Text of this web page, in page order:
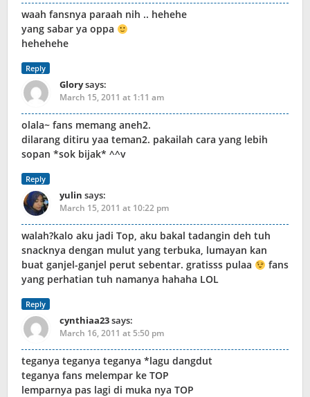
waah fansnya paraah nih .. hehehe
yang sabar ya oppa
hehehehe
Reply
Glorysays:
March 15, 2011 at 1:11 am
olala~ fans memang aneh2.
dilarang ditiru yaa teman2. pakailah cara yang lebih
sopan *sok bijak* ^^v
Reply
yulin says:
March 15, 2011 at 10:22 pm
walah?kalo aku jadi Top, aku bakal tadangin deh tuh
snacknya dengan mulut yang terbuka, lumayan kan
buat ganjel-ganjel perut sebentar. gratisss pulaa
fans
yang perhatian tuh namanya hahaha LOL
Reply
cynthiaa23says:
March 16, 2011 at 5:50 pm
teganya teganya teganya *lagu dangdut
teganya fans melempar ke TOP
lemparnya pas lagi di muka nya TOP